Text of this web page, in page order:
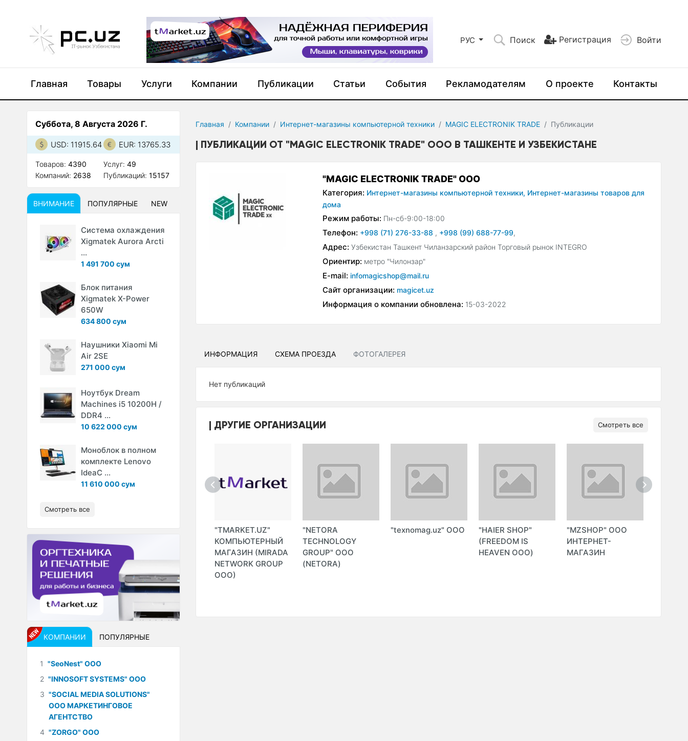
РУС Поиск Регистрация Войти
Главная Товары Услуги Компании Публикации Статьи События Рекламодателям О проекте Контакты
Главная Компании Интернет-магазины компьютерной техники MAGIC ELECTRONIK TRADE Публикации
ПУБЛИКАЦИИ ОТ "MAGIC ELECTRONIK TRADE" OOO В ТАШКЕНТЕ И УЗБЕКИСТАНЕ
"MAGIC ELECTRONIK TRADE" OOO
Категория: Интернет-магазины компьютерной техники, Интернет-магазины товаров для
дома
Режим работы: Пн-сб-9:00-18:00
Телефон: +998 (71) 276-33-88 , +998 (99) 688-77-99,
Адрес: Узбекистан Ташкент Чиланзарский район Торговый рынок INTEGRO
Ориентир: метро "Чилонзар"
E-mail: infomagicshop@mail.ru
Сайт организации: magicet.uz
Информация о компании обновлена: 15-03-2022
ИНФОРМАЦИЯ СХЕМА ПРОЕЗДА ФОТОГАЛЕРЕЯ
Нет публикаций
ДРУГИЕ ОРГАНИЗАЦИИ Смотреть все
SHOPPING MEDIA
ООО)
(DE’LONGHI и
ONMALIKA)
"TMARKET.UZ"
КОМПЬЮТЕРНЫЙ
МАГАЗИН (MIRADA
NETWORK GROUP
ООО)
"NETORA
TECHNOLOGY
GROUP" ООО
(NETORA)
"texnomag.uz" ООО
"HAIER SHOP"
(FREEDOM IS
HEAVEN ООО)
"MZSHOP" ООО
ИНТЕРНЕТ-
МАГАЗИН
Суббота, 8 Августа 2026 Г.
USD: 11915.64 EUR: 13765.33
Товаров: 4390
Компаний: 2638
Услуг:49
Публикаций:15157
ВНИМАНИЕ ПОПУЛЯРНЫЕ NEW
Система охлаждения
Xigmatek Aurora Arcti
...
1 491 700 сум
Блок питания
Xigmatek X-Power
650W
634 800 сум
Наушники Xiaomi Mi
Air 2SE
271 000 сум
Ноутбук Dream
Machines i5 10200H /
DDR4 ...
10 622 000 сум
Моноблок в полном
комплекте Lenovo
IdeaC ...
11 610 000 сум
Смотреть все
КОМПАНИИ ПОПУЛЯРНЫЕ
1 "SeoNest" ООО
2 "INNOSOFT SYSTEMS" ООО
3 "SOCIAL MEDIA SOLUTIONS"
ООО МАРКЕТИНГОВОЕ
АГЕНТСТВО
4 "ZORGO" ООО